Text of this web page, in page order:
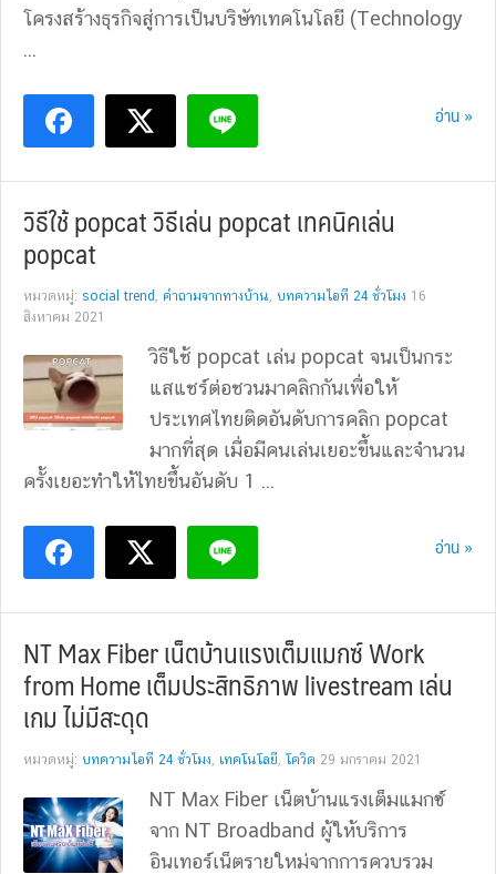
โครงสร้างธุรกิจสู่การเป็นบริษัทเทคโนโลยี (Technology
...
อ่าน »
วิธีใช้ popcat วิธีเล่น popcat เทคนิคเล่น
popcat
หมวดหมู่: social trend , คำถามจากทางบ้าน, บทความไอที 24 ชั่วโมง 16
สิงหาคม 2021
วิธีใช้ popcat เล่น popcat จนเป็นกระ
แสแชร์ต่อชวนมาคลิกกันเพื่อให้
ประเทศไทยติดอันดับการคลิก popcat
มากที่สุด เมื่อมีคนเล่นเยอะขึ้นและจำนวน
ครั้งเยอะทำให้ไทยขึ้นอันดับ 1 ...
อ่าน »
NT Max Fiber เน็ตบ้านแรงเต็มแมกซ์ Work
from Home เต็มประสิทธิภาพ livestream เล่น
เกม ไม่มีสะดุด
หมวดหมู่: บทความไอที 24 ชั่วโมง, เทคโนโลยี, โควิด 29 มกราคม 2021
NT Max Fiber เน็ตบ้านแรงเต็มแมกซ์
จาก NT Broadband ผู้ให้บริการ
อินเทอร์เน็ตรายใหม่จากการควบรวม